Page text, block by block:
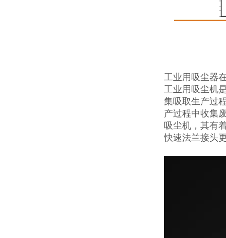
工业用吸尘器
工业用吸尘机
集吸取生产过
产过程中收集
吸尘机，其有
快速法兰接头